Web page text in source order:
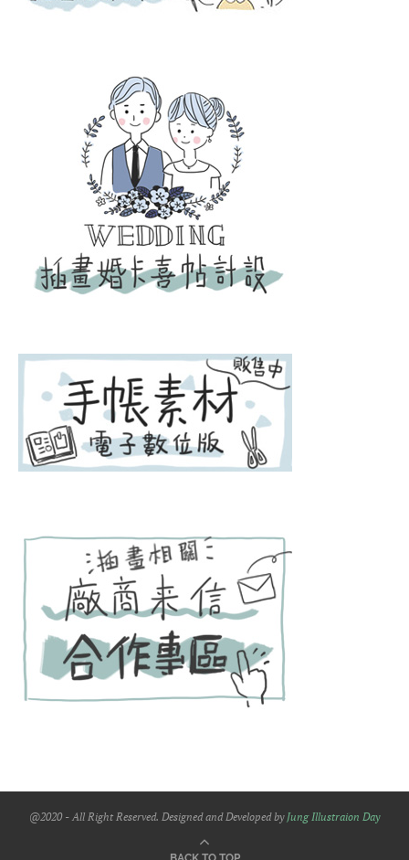
@2020 - All Right Reserved. Designed and Developed by Jung Illustraion Day